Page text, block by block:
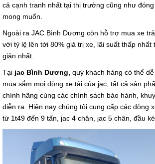
cả cạnh tranh nhất tại thị trường cũng như
mong muốn.
Ngoài ra JAC Bình Dương còn hỗ trợ mua xe
với tỷ lệ lên tới 80% giá trị xe, lãi suất thấp
giản nhất.
Tại jac Bình Dương, quý khách hàng có thể
mua sắm mọi dòng xe tải của jac, tất cả sản
chính hãng cùng các chính sách bảo hành,
diễn ra. Hiện nay chúng tôi cung cấp các dòng
từ 1t49 đến 9 tấn, jac 4 chân, jac 5 chân, đầu